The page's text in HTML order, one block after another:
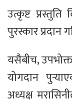
उत्कृष्ट प्रस्तुति
पुरस्कार प्रदान
यसैबीच,
योगदान
अध्यक्ष